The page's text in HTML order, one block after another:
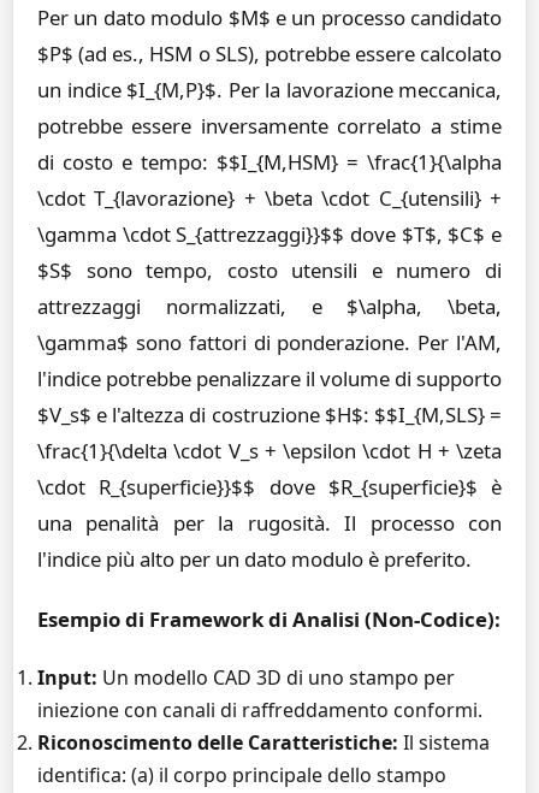
Per un dato modulo $M$ e un processo candidato
$P$ (ad es., HSM o SLS), potrebbe essere calcolato
un indice $I_{M,P}$. Per la lavorazione meccanica,
potrebbe essere inversamente correlato a stime
di costo e tempo: $$I_{M,HSM} = \frac{1}{\alpha
\cdot T_{lavorazione} + \beta \cdot C_{utensili} +
\gamma \cdot S_{attrezzaggi}}$$ dove $T$, $C$ e
$S$ sono tempo, costo utensili e numero di
attrezzaggi normalizzati, e $\alpha, \beta,
\gamma$ sono fattori di ponderazione. Per l'AM,
l'indice potrebbe penalizzare il volume di supporto
$V_s$ e l'altezza di costruzione $H$: $$I_{M,SLS} =
\frac{1}{\delta \cdot V_s + \epsilon \cdot H + \zeta
\cdot R_{superficie}}$$ dove $R_{superficie}$ è
una penalità per la rugosità. Il processo con
l'indice più alto per un dato modulo è preferito.
Esempio di Framework di Analisi (Non-Codice):
Input: Un modello CAD 3D di uno stampo per
iniezione con canali di raffreddamento conformi.
Riconoscimento delle Caratteristiche: Il sistema
identifica: (a) il corpo principale dello stampo